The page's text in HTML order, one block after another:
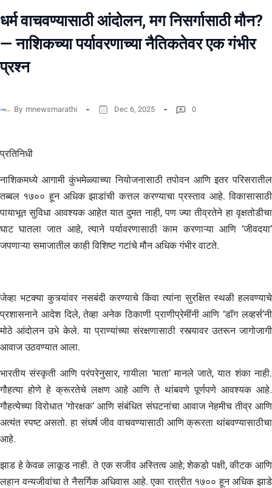
धर्म वाचवण्यासाठी आंदोलन, मग निसर्गासाठी मौन? ​
— नाशिकच्या पर्यावरणाच्या नैतिकतेवर एक गंभीर
प्रश्न
By mnewsmarathi Dec 6, 2025 0
प्रतिनिधी
​नाशिकमध्ये आगामी कुंभमेळ्याच्या नियोजनासाठी तपोवन आणि इतर परिसरातील
तब्बल १७०० हून अधिक झाडांची कत्तल करण्याचा प्रस्ताव आहे. विकासासाठी
पायाभूत सुविधा आवश्यक आहेत यात दुमत नाही, पण ज्या तीव्रतेने हा वृक्षतोडीचा
घाट घातला जात आहे, त्याने पर्यावरणासाठी काम करणाऱ्या आणि ‘जीवदया’
जपणाऱ्या समाजातील काही विशिष्ट गटांचे मौन अधिक गंभीर वाटते.
​जेव्हा भटक्या कुत्र्यांवर नसबंदी करण्याचे किंवा त्यांना सुरक्षित स्थळी हलवण्याचे
प्रशासनाने आदेश दिले, तेव्हा अनेक ठिकाणी प्राणीप्रेमींनी आणि ‘डॉग लव्हर्स’नी
मोठे आंदोलन उभे केले. या प्राण्यांच्या संरक्षणासाठी रस्त्यावर उतरून जागोजागी
आवाज उठवण्यात आला.
​भारतीय संस्कृती आणि परंपरेनुसार, गायीला ‘माता’ मानले जाते, यात शंका नाही.
गौहत्या होणे हे क्रूरतेचे लक्षण आहे आणि ते थांबवणे पूर्णपणे आवश्यक आहे.
गौहत्येच्या विरोधात ‘गोरक्षक’ आणि संबंधित संघटनांचा आवाज नेहमीच तीव्र आणि
अत्यंत स्पष्ट असतो. हा संघर्ष जीव वाचवण्यासाठी आणि क्रूरता थांबवण्यासाठीचा
आहे.
​झाड हे केवळ लाकूड नाही. ते एक सजीव अस्तित्व आहे; शेकडो पक्षी, कीटक आणि
लहान वन्यजीवांचा ते नैसर्गिक अधिवास आहे. एका रात्रीत १७०० हून अधिक झाडे